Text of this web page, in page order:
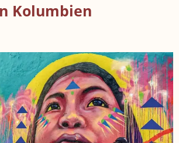
Kolumbien